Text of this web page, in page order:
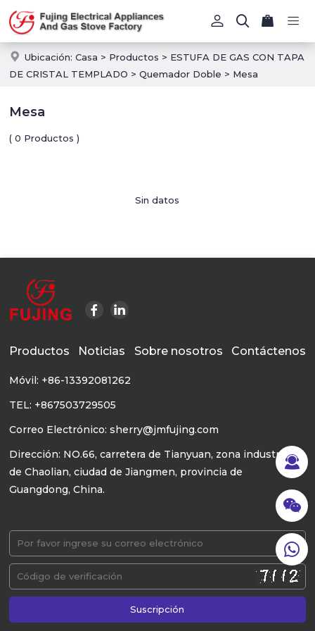
Ubicación:Casa > Productos > ESTUFA DE GAS CON TAPA
DE CRISTAL TEMPLADO >Quemador Doble > Mesa
Mesa
( 0 Productos )
Sin datos
Productos Noticias Sobre nosotros Contáctenos
Móvil: +86-13392081262
TEL: +867503729505
Correo Electrónico: sherry@jmfujing.com
Dirección: NO.66, carretera de Tianyuan, zona industrial
de Chaolian, ciudad de Jiangmen, provincia de
Guangdong, China.